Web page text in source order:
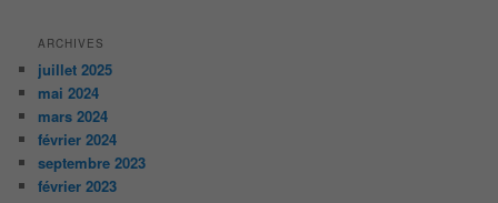
ARCHIVES
juillet 2025
mai 2024
mars 2024
février 2024
septembre 2023
février 2023